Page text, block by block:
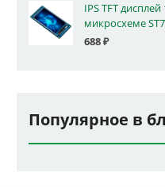
IPS TFT
микросхеме
688₽
Популярное в